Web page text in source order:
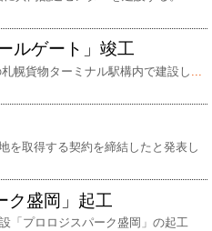
ルゲート」竣工
幌貨物ターミナル駅構内で建設し...
を取得する契約を締結したと発表し
ク盛岡」起工
「プロロジスパーク盛岡」の起工